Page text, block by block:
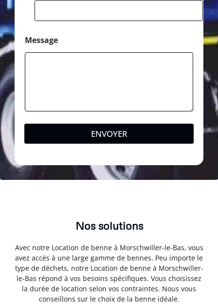
Message
ENVOYER
Nos solutions
Avec notre Location de benne à Morschwiller-le-Bas, vous
avez accès à une large gamme de bennes. Peu importe le
type de déchets, notre Location de benne à Morschwiller-
le-Bas répond à vos besoins spécifiques. Vous choisissez
la durée de location selon vos contraintes. Nous vous
conseillons sur le choix de la benne idéale.